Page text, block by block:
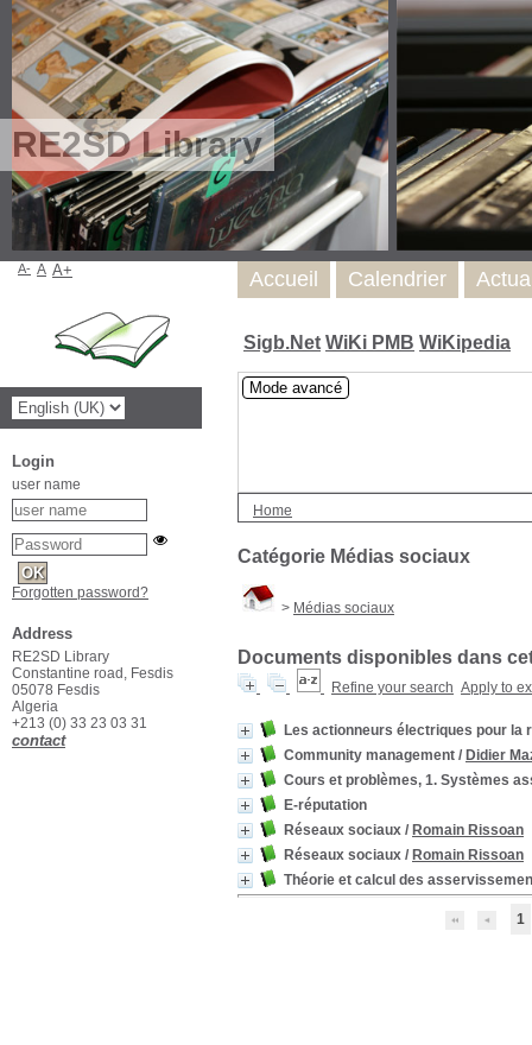
RE2SD Library
Sigb.Net WiKi PMB WiKipedia
Mode avancé
Home
Catégorie Médias sociaux
> Médias sociaux
Documents disponibles dans
Refine your search Apply to
Les actionneurs électriques pour
Community management / Didier
Cours et problèmes, 1. Systèmes
E-réputation
Réseaux sociaux / Romain Rissoan
Réseaux sociaux / Romain Rissoan
Théorie et calcul des
1
Accueil Calendrier
A- A A+
Login
user name
Forgotten password?
Address
RE2SD Library
Constantine road, Fesdis
05078 Fesdis
Algeria
+213 (0) 33 23 03 31
contact